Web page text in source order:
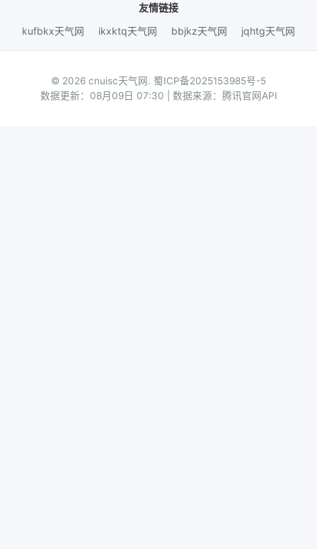
友情链接
kufbkx天气网
ikxktq天气网 bbjkz天气网 jqhtg天气网
© 2026 cnuisc天气网. 蜀ICP备2025153985号-5
数据更新：08月09日 07:30 | 数据来源：腾讯官网API